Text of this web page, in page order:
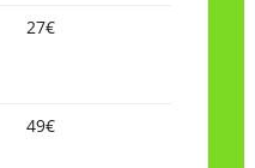
27€
49€